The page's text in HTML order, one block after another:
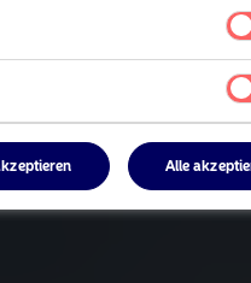
Alle